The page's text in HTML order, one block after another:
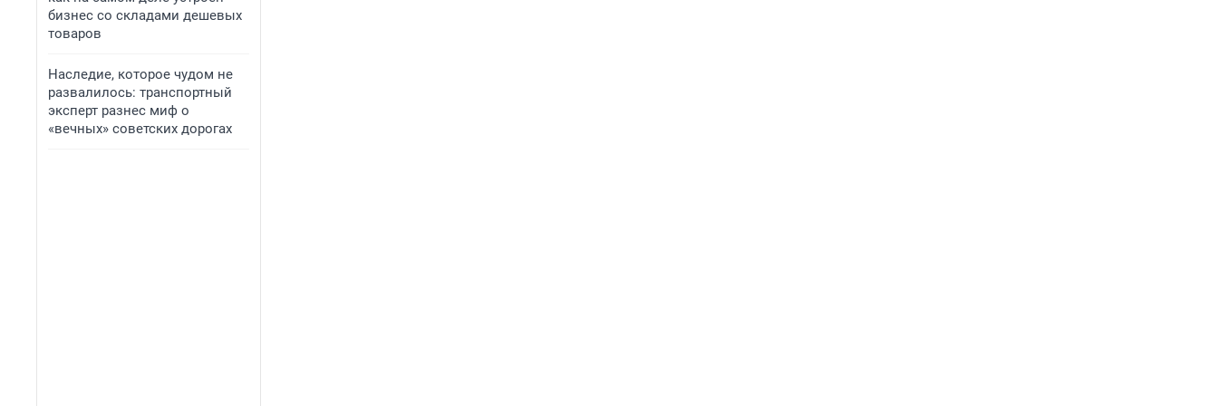
бизнес со складами дешевых
товаров
Наследие, которое чудом не
развалилось: транспортный
эксперт разнес миф о
«вечных» советских дорогах